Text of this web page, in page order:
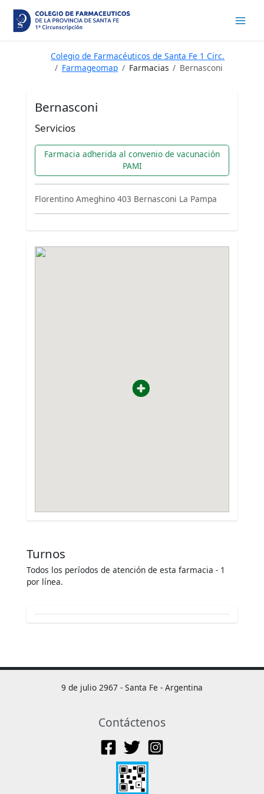
contenido
Colegio de Farmacéuticos de Santa Fe 1 Circ.
Farmageomap
Farmacias Bernasconi
Bernasconi
Servicios
Farmacia adherida al convenio de vacunación
PAMI
Florentino Ameghino 403 Bernasconi La Pampa
Turnos
Todos los períodos de atención de esta farmacia - 1
por línea.
9 de julio 2967 - Santa Fe - Argentina
Contáctenos